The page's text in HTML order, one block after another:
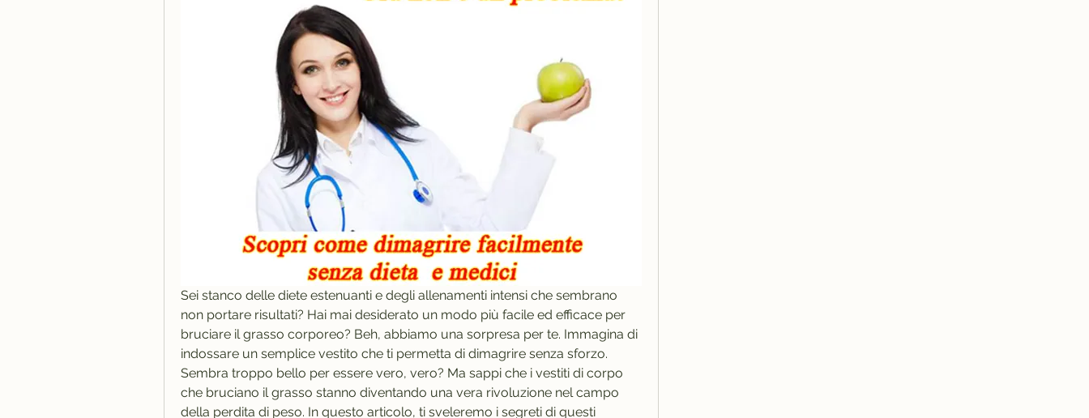
Sei stanco delle diete estenuanti e degli allenamenti intensi che sembrano
non portare risultati? Hai mai desiderato un modo più facile ed efficace per
bruciare il grasso corporeo? Beh, abbiamo una sorpresa per te. Immagina di
indossare un semplice vestito che ti permetta di dimagrire senza sforzo.
Sembra troppo bello per essere vero, vero? Ma sappi che i vestiti di corpo
che bruciano il grasso stanno diventando una vera rivoluzione nel campo
della perdita di peso. In questo articolo, ti sveleremo i segreti di questi